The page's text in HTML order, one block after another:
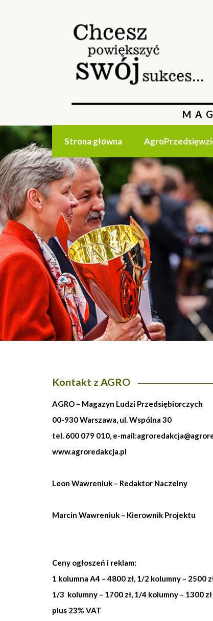
Strona główna
1
Kontakt z AGRO
AGRO – Magazyn Ludzi Przedsiębiorczych
00-930 Warszawa, ul. Wspólna 30
tel. 600 079 010, e-mail:
www.agroredakcja.pl
Leon Wawreniuk – Redaktor Naczelny
Marcin Wawreniuk – Kierownik Projektu
Ceny ogłoszeń i reklam:
1 kolumna A4 – 4800 zł, 1/2 kolumny – 2500
1/3 kolumny – 1700 zł, 1/4 kolumny – 1300 zł
plus 23% VAT